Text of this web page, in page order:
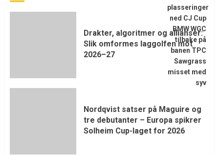
Drakter, algoritmer og allianser:
Slik omformes laggolfen mot
2026–27
Nordqvist satser på Maguire og
tre debutanter – Europa spikrer
Solheim Cup-laget for 2026